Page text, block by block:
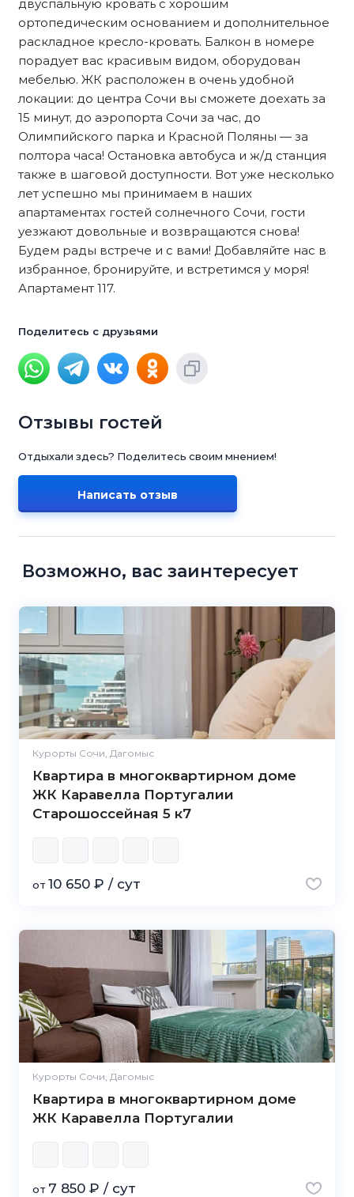
двуспальную кровать с хорошим
ортопедическим основанием и дополнительное
раскладное кресло-кровать. Балкон в номере
порадует вас красивым видом, оборудован
мебелью. ЖК расположен в очень удобной
локации: до центра Сочи вы сможете доехать за
15 минут, до аэропорта Сочи за час, до
Олимпийского парка и Красной Поляны — за
полтора часа! Остановка автобуса и ж/д станция
также в шаговой доступности. Вот уже несколько
лет успешно мы принимаем в наших
апартаментах гостей солнечного Сочи, гости
уезжают довольные и возвращаются снова!
Будем рады встрече и с вами! Добавляйте нас в
избранное, бронируйте, и встретимся у моря!
Апартамент 117.
Поделитесь с друзьями
Отзывы гостей
Отдыхали здесь? Поделитесь своим мнением!
Написать отзыв
Возможно, вас заинтересует
Курорты Сочи, Дагомыс
Квартира в многоквартирном доме
ЖК Каравелла Португалии
Старошоссейная 5 к7
от 10 650 ₽ / сут
Курорты Сочи, Дагомыс
Квартира в многоквартирном доме
ЖК Каравелла Португалии
от 7 850 ₽ / сут